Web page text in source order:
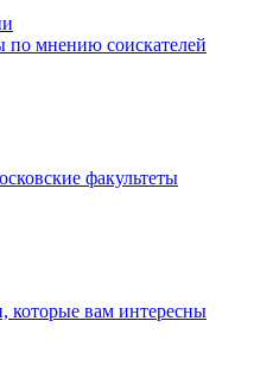
мнению соискателей
факультеты
которые вам интересны